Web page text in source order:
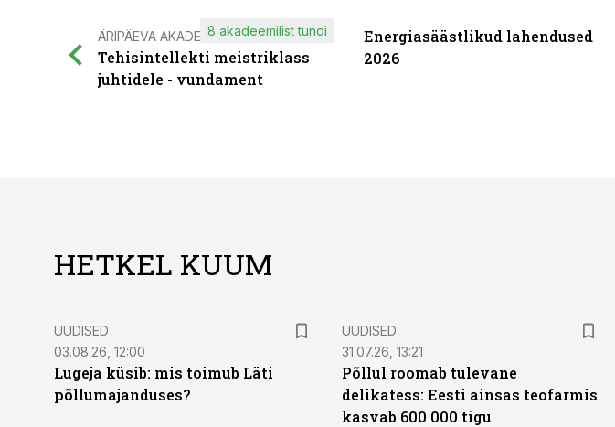
ÄRIPÄEVA AKADEEMIA
Tehisintellekti meistriklass
juhtidele - vundament
8 akadeemilist tundi
Energiasäästlikud lahendused
2026
HETKEL KUUM
UUDISED
03.08.26, 12:00
Lugeja küsib: mis toimub Läti
põllumajanduses?
UUDISED
31.07.26, 13:21
Põllul roomab tulevane
delikatess: Eesti ainsas teofarmis
kasvab 600 000 tigu